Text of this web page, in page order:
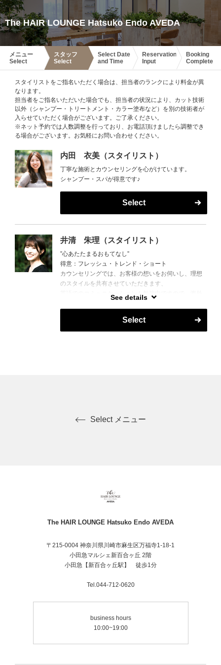
The HAIR LOUNGE Hatsuko Endo AVEDA
メニュー
Select
スタッフ
Select
Select Date
and Time
Reservation
Input
Booking
Complete
スタイリストをご指名いただく場合は、担当者のランクにより料金が異
なります。
担当者をご指名いただいた場合でも、担当者の状況により、カット技術
以外（シャンプー・トリートメント・カラー塗布など）を別の技術者が
入らせていただく場合がございます。ご了承ください。
※ネット予約では人数調整を行っており、お電話頂けましたら調整でき
る場合がございます。お気軽にお問い合わせください。
内田 衣美（スタイリスト）
丁寧な施術とカウンセリングを心がけています。
シャンプー・スパが得意です♪
Select
井清 朱理（スタイリスト）
”心あたたまるおもてなし”
得意：フレッシュ・トレンド・ショート
カウンセリングでは、お客様の想いをお伺いし、理想
のスタイルを共有させていただきます、
英語でのコミュニケーションも勉強中ですので、海外
See details
Select
Select メニュー
The HAIR LOUNGE Hatsuko Endo AVEDA
〒215-0004 神奈川県川崎市麻生区万福寺1-18-1
小田急マルシェ新百合ヶ丘 2階
小田急【新百合ヶ丘駅】 徒歩1分
Tel.044-712-0620
business hours
10:00~19:00